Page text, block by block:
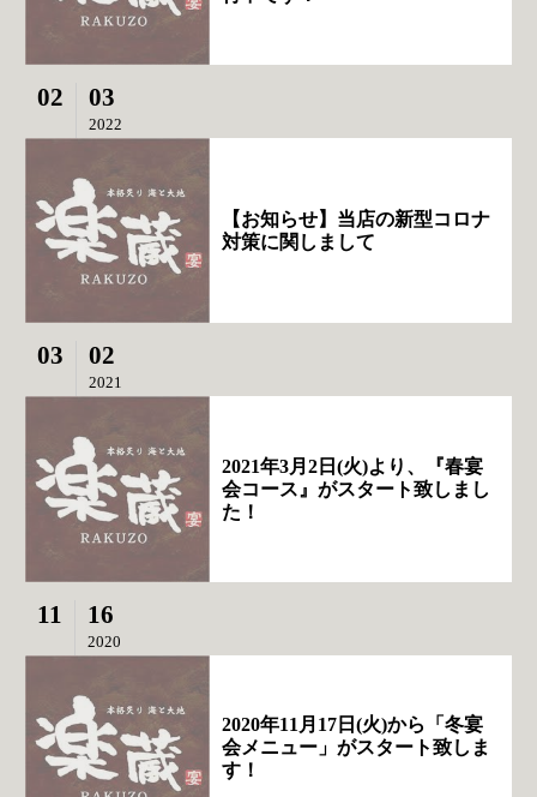
02 03
2022
【お知らせ】当店の新型コロナ
対策に関しまして
03 02
2021
2021年3月2日(火)より、『春宴
会コース』がスタート致しまし
た！
11 16
2020
2020年11月17日(火)から「冬宴
会メニュー」がスタート致しま
す！